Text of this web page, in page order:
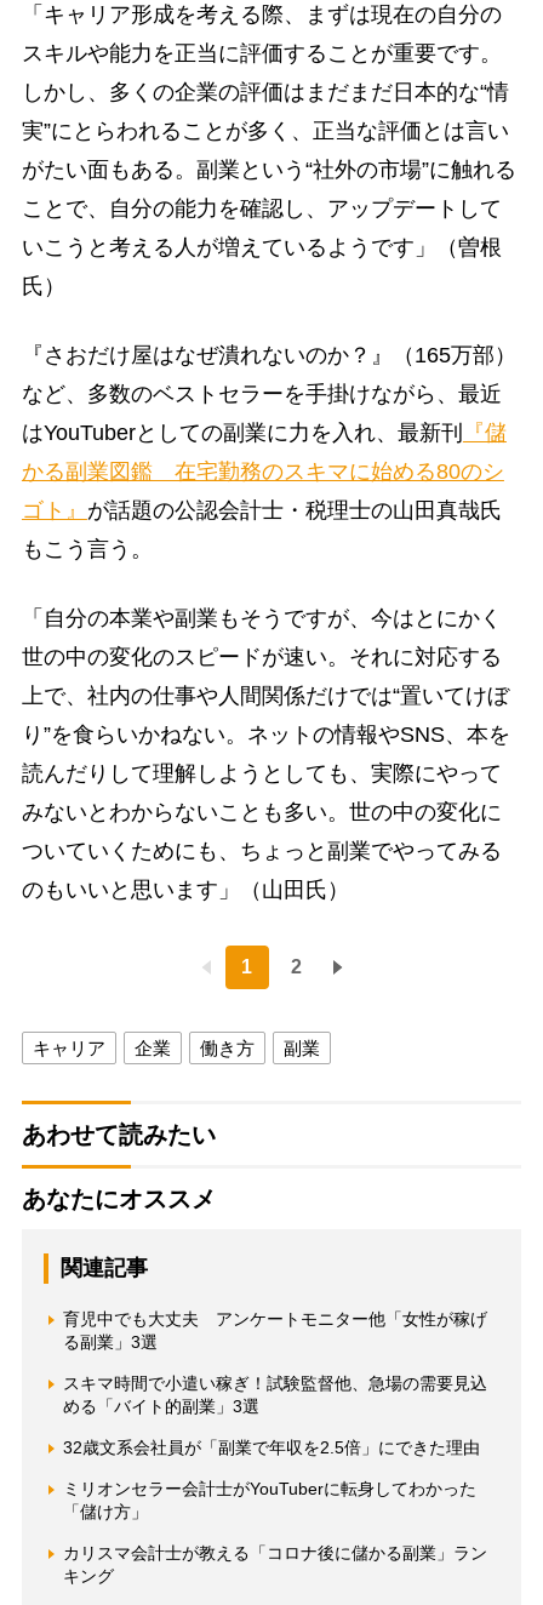
「キャリア形成を考える際、まずは現在の自分の
スキルや能力を正当に評価することが重要です。
しかし、多くの企業の評価はまだまだ日本的な“情
実”にとらわれることが多く、正当な評価とは言い
がたい面もある。副業という“社外の市場”に触れる
ことで、自分の能力を確認し、アップデートして
いこうと考える人が増えているようです」（曽根
氏）
『さおだけ屋はなぜ潰れないのか？』（165万部）
など、多数のベストセラーを手掛けながら、最近
はYouTuberとしての副業に力を入れ、最新刊
『儲
かる副業図鑑 在宅勤務のスキマに始める80のシ
ゴト』 が話題の公認会計士・税理士の山田真哉氏
もこう言う。
「自分の本業や副業もそうですが、今はとにかく
世の中の変化のスピードが速い。それに対応する
上で、社内の仕事や人間関係だけでは“置いてけぼ
り”を食らいかねない。ネットの情報やSNS、本を
読んだりして理解しようとしても、実際にやって
みないとわからないことも多い。世の中の変化に
ついていくためにも、ちょっと副業でやってみる
のもいいと思います」（山田氏）
1 2
キャリア 企業 働き方 副業
あわせて読みたい
あなたにオススメ
関連記事
育児中でも大丈夫 アンケートモニター他「女性が稼げ
る副業」3選
スキマ時間で小遣い稼ぎ！試験監督他、急場の需要見込
める「バイト的副業」3選
32歳文系会社員が「副業で年収を2.5倍」にできた理由
ミリオンセラー会計士がYouTuberに転身してわかった
「儲け方」
カリスマ会計士が教える「コロナ後に儲かる副業」ラン
キング